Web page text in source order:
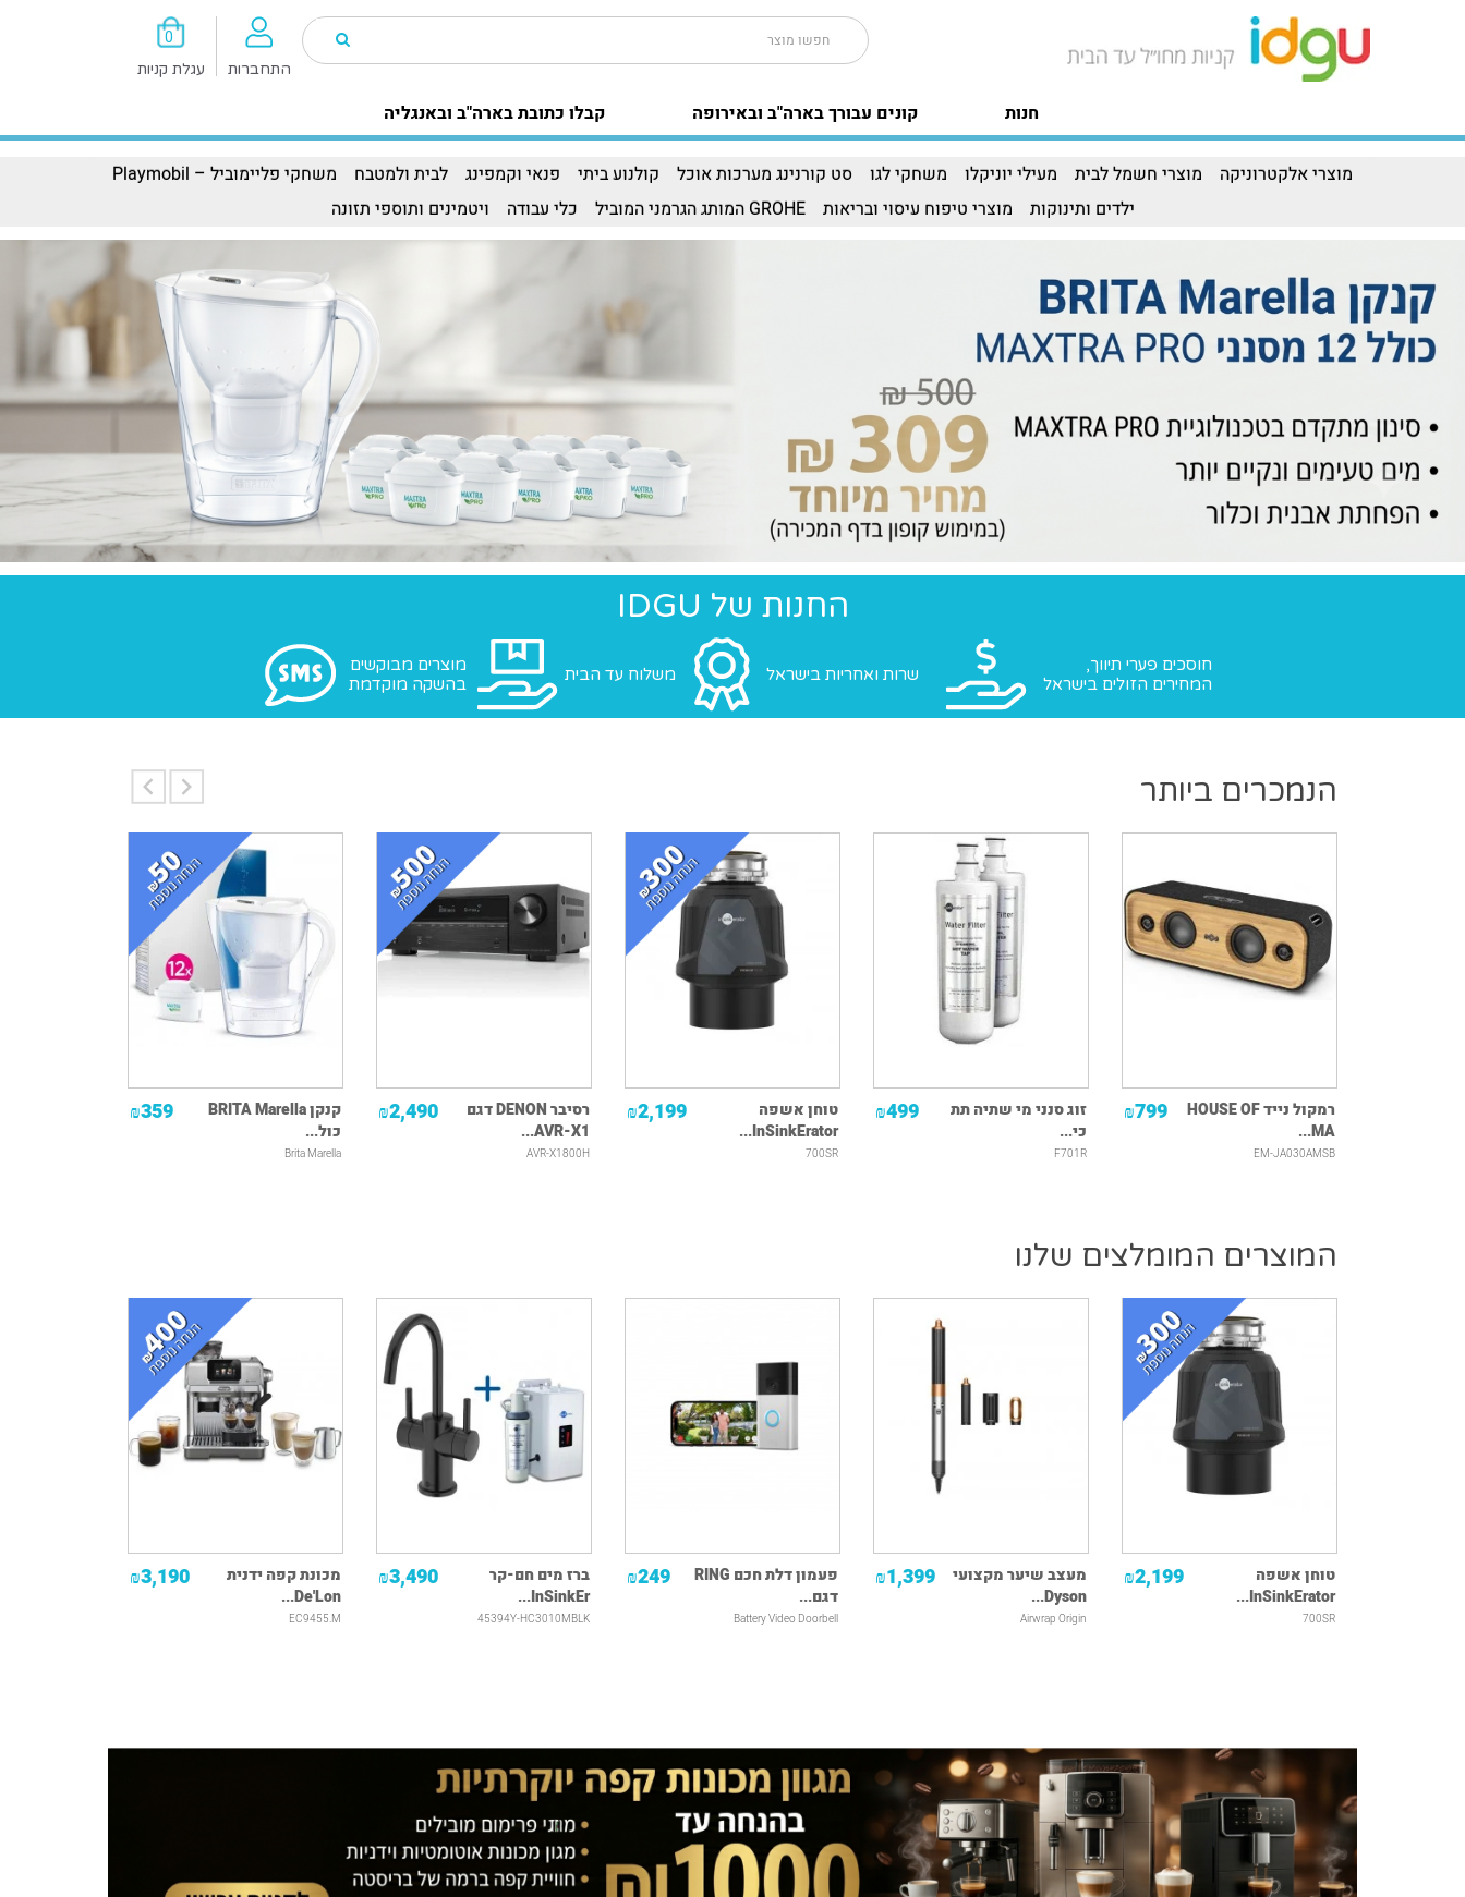
0
עגלת קניות התחברות
קבלו כתובת בארה"ב ובאנגליה קונים עבורך בארה"ב ובאירופה חנות
מוצרי אלקטרוניקה מוצרי חשמל לבית מעילי יוניקלו משחקי לגו סט קורנינג מערכות אוכל קולנוע ביתי פנאי וקמפינג לבית ולמטבח
משחקי פליימוביל – Playmobil
ילדים ותינוקות
מוצרי טיפוח עיסוי ובריאות GROHE המותג הגרמני המוביל כלי עבודה ויטמינים ותוספי תזונה
החנות של IDGU
חוסכים פערי תיווך,
המחירים הזולים בישראל
שרות ואחריות בישראל משלוח עד הבית
מוצרים מבוקשים
בהשקה מוקדמת
הנמכרים ביותר
₪359
קנקן BRITA Marella
כול...
Brita Marella
₪2,490
רסיבר DENON דגם
AVR-X1...
AVR-X1800H
₪2,199
טוחן אשפה
InSinkErator...
700SR
₪499
זוג סנני מי שתיה תת
כי...
F701R
₪799
רמקול נייד HOUSE OF
MA...
EM-JA030AMSB
המוצרים המומלצים שלנו
₪3,190
מכונת קפה ידנית
De'Lon...
EC9455.M
₪3,490
ברז מים חם-קר
InSinkEr...
45394Y-HC3010MBLK
₪249
פעמון דלת חכם RING
דגם...
Battery Video Doorbell
₪1,399
מעצב שיער מקצועי
Dyson...
Airwrap Origin
₪2,199
טוחן אשפה
InSinkErator...
700SR